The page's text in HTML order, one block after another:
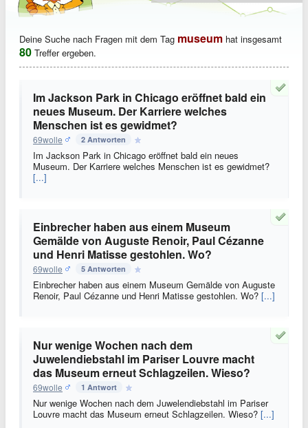
Deine Suche nach Fragen mit dem Tag museum hat insgesamt
80 Treffer ergeben.
Im Jackson Park in Chicago eröffnet bald ein
neues Museum. Der Karriere welches
Menschen ist es gewidmet?
69wolle 2 Antworten
Im Jackson Park in Chicago eröffnet bald ein neues
Museum. Der Karriere welches Menschen ist es gewidmet?
[...]
Einbrecher haben aus einem Museum
Gemälde von Auguste Renoir, Paul Cézanne
und Henri Matisse gestohlen. Wo?
69wolle 5 Antworten
Einbrecher haben aus einem Museum Gemälde von Auguste
Renoir, Paul Cézanne und Henri Matisse gestohlen. Wo? [...]
Nur wenige Wochen nach dem
Juwelendiebstahl im Pariser Louvre macht
das Museum erneut Schlagzeilen. Wieso?
69wolle 1 Antwort
Nur wenige Wochen nach dem Juwelendiebstahl im Pariser
Louvre macht das Museum erneut Schlagzeilen. Wieso? [...]